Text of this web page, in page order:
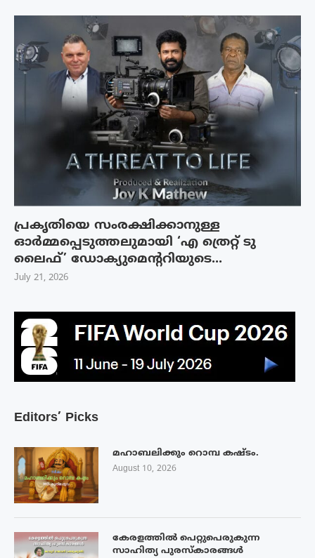
Editors’ Picks
മഹാബലിക്കും റൊമ്പ കഷ്ടം.
August 10, 2026
കേരളത്തിൽ പെറ്റുപെരുകുന്ന
സാഹിത്യ പുരസ്‌കാരങ്ങൾ
പ്രകൃതിയെ സംരക്ഷിക്കാനുള്ള
ഓർമ്മപ്പെടുത്തലുമായി ‘എ ത്രെറ്റ് ടു
ലൈഫ്’ ഡോക്യുമെന്ററിയുടെ...
July 21, 2026